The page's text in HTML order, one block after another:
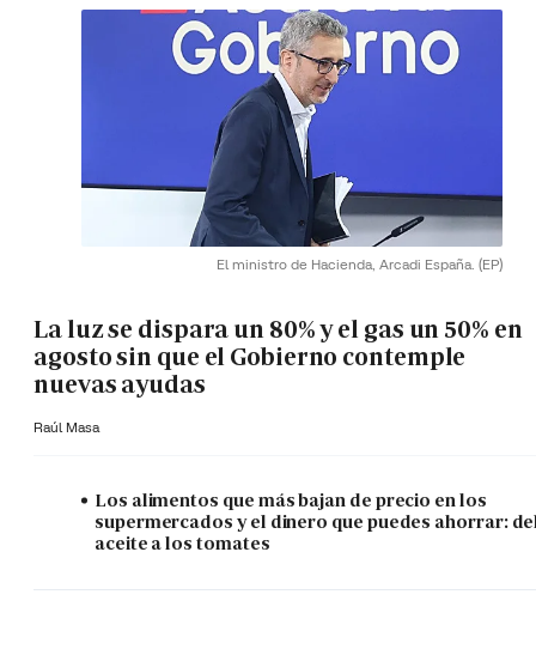
El ministro de Hacienda, Arcadi España. (EP)
La luz se dispara un 80% y el gas un 50% en
agosto sin que el Gobierno contemple
nuevas ayudas
Raúl Masa
Los alimentos que más bajan de precio en los
supermercados y el dinero que puedes ahorrar:
aceite a los tomates